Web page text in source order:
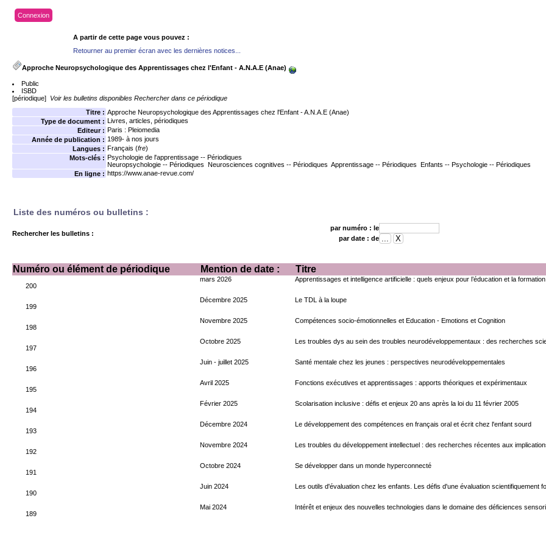
Connexion
A partir de cette page vous pouvez :
Retourner au premier écran avec les dernières notices...
Approche Neuropsychologique des Apprentissages chez l'Enfant - A.N.A.E (Anae)
Public
ISBD
[périodique] Voir les bulletins disponibles Rechercher dans ce périodique
Titre : Approche Neuropsychologique des Apprentissages chez l'Enfant - A.N.A.E (Anae)
Type de document : Livres, articles, périodiques
Editeur : Paris : Pleiomedia
Année de publication : 1989- à nos jours
Langues : Français (fre)
Mots-clés : Psychologie de l'apprentissage -- Périodiques
Neuropsychologie -- Périodiques Neurosciences cognitives -- Périodiques Apprentissage -- Périodiques Enfants -- Psychologie -- Périodiques
En ligne : https://www.anae-revue.com/
Liste des numéros ou bulletins :
Rechercher les bulletins :
par numéro : le
par date : de
Numéro ou élément de périodique Mention de date : Titre
200
mars 2026 Apprentissages et intelligence artificielle : quels enjeux pour l’éducation et la
199
Décembre 2025 Le TDL à la loupe
198
Novembre 2025 Compétences socio-émotionnelles et Education - Emotions et Cognition
197
Octobre 2025 Les troubles dys au sein des troubles neurodéveloppementaux : des recherches
196
Juin - juillet 2025 Santé mentale chez les jeunes : perspectives neurodéveloppementales
195
Avril 2025 Fonctions exécutives et apprentissages : apports théoriques et expérimentaux
194
Février 2025 Scolarisation inclusive : défis et enjeux 20 ans après la loi du 11 février 2005
193
Décembre 2024 Le développement des compétences en français oral et écrit chez l'enfant sourd
192
Novembre 2024 Les troubles du développement intellectuel : des recherches récentes aux
191
Octobre 2024 Se développer dans un monde hyperconnecté
190
Juin 2024 Les outils d'évaluation chez les enfants. Les défis d'une évaluation scientifiquement
189
Mai 2024 Intérêt et enjeux des nouvelles technologies dans le domaine des déficiences